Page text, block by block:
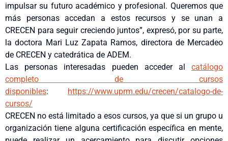
impulsar su futuro académico y profesional. Queremos que
más personas accedan a estos recursos y se unan a
CRECEN para seguir creciendo juntos”, expresó, por su parte,
la doctora Mari Luz Zapata Ramos, directora de Mercadeo
de CRECEN y catedrática de ADEM.
Las personas interesadas pueden acceder al catálogo
completo de cursos
disponibles: https://www.uprm.edu/crecen/catalogo-de-
cursos/
CRECEN no está limitado a esos cursos, ya que si un grupo u
organización tiene alguna certificación específica en mente,